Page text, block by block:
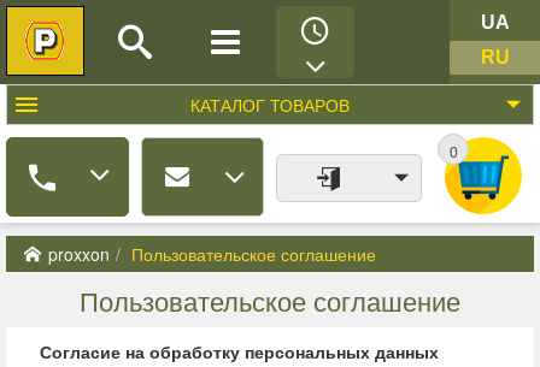
UA
RU
КАТАЛОГ ТОВАРОВ
0
proxxon Пользовательское соглашение
Пользовательское соглашение
Согласие на обработку персональных данных